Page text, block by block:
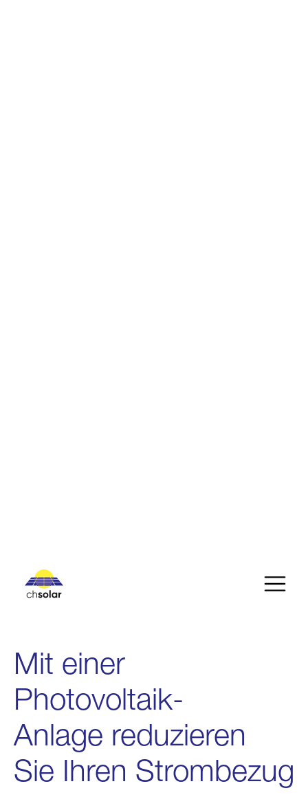
Mit einer
Photovoltaik-
Anlage reduzieren
Sie Ihren Strombezug